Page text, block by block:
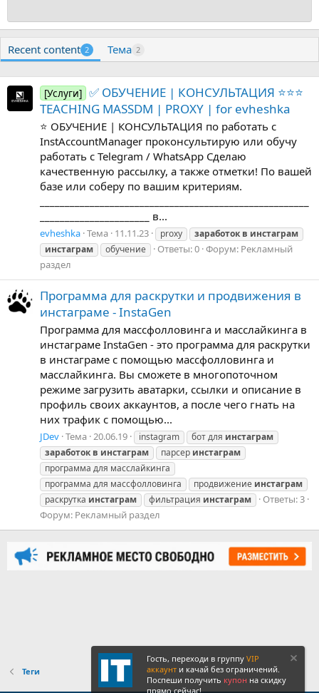
Recent content 2 Тема 2
[Услуги] ✅ ОБУЧЕНИЕ | КОНСУЛЬТАЦИЯ ⭐️⭐️⭐️
TEACHING MASSDM | PROXY | for evheshka
⭐ ОБУЧЕНИЕ | КОНСУЛЬТАЦИЯ по работать с
InstAccountManager проконсультирую или обучу
работать с Telegram / WhatsApp Сделаю
качественную рассылку, а также отметки! По вашей
базе или соберу по вашим критериям.
______________________ в...
evheshka Тема 11.11.23 proxy заработок в инстаграм
инстаграм
обучение Ответы: 0 Форум: Рекламный
раздел
Программа для раскрутки и продвижения в
инстаграме - InstaGen
Программа для массфолловинга и масслайкинга в
инстаграме InstaGen - это программа для раскрутки
в инстаграме с помощью массфолловинга и
масслайкинга. Вы сможете в многопоточном
режиме загрузить аватарки, ссылки и описание в
профиль своих аккаунтов, а после чего гнать на
них трафик с помощью...
JDev Тема 20.06.19 instagram бот для инстаграм
заработок в инстаграм парсер инстаграм
программа для масслайкинга
программа для массфолловинга
продвижение инстаграм
раскрутка инстаграм фильтрация инстаграм
Ответы: 3
Форум: Рекламный раздел
Теги
Гость, переходи в группу VIP
аккаунт и качай без ограничений.
Поспеши получить купон на скидку
прямо сейчас!